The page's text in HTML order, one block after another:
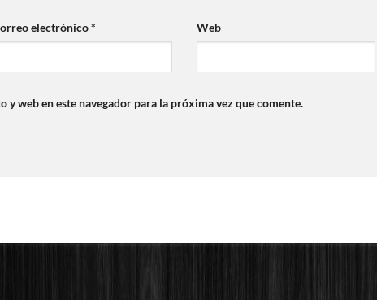
electrónico* Web
web en este navegador para la próxima vez que comente.